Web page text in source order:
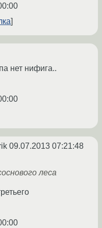
нет нифига..
09.07.2013 07:21:48
леса